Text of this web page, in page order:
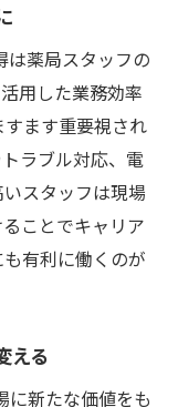
き方を改善
新アプローチ
活用ポイン
環境を実現
リーな業務改
変革の波
は薬局スタッフの
用した業務効率
ます重要視され
ラブル対応、電
スタッフは現場
ことでキャリア
有利に働くのが
える
に新たな価値をも